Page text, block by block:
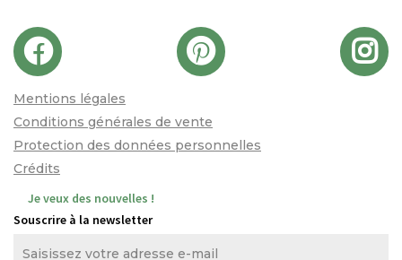
Mentions légales
Conditions générales de vente
Protection des données personnelles
Crédits
Je veux des nouvelles !
Souscrire à la newsletter